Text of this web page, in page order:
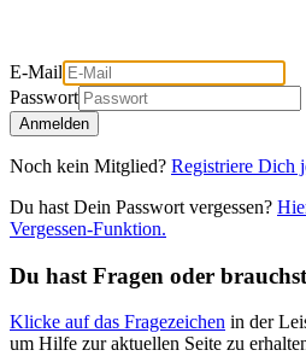
E-Mail
Passwort
Anmelden
Noch kein Mitglied? Registriere Dich
Du hast Dein Passwort vergessen?
Vergessen-Funktion.
Du hast Fragen oder
Klicke auf das Fragezeichen in der
um Hilfe zur aktuellen Seite zu